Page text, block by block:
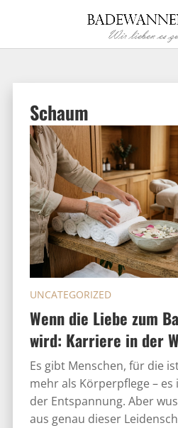
Schaum
Wenn die Liebe zum
wird: Karriere in der
UNCATEGORIZED
Es gibt Menschen, für die
mehr als Körperpflege – es
der Entspannung. Aber
aus genau dieser